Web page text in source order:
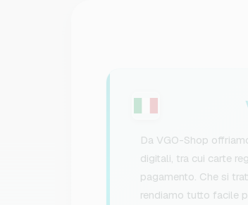
Da VGO-Shop
digitali, tra cui carte
pagamento. Che si
rendiamo tutto facile